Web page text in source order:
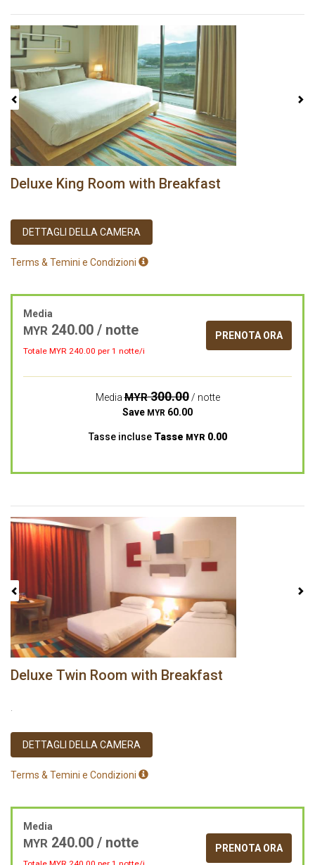
Previous
Deluxe King Room with Breakfast
DETTAGLI DELLA CAMERA
Terms & Temini e Condizioni
Media
MYR 240.00 / notte
Totale MYR 240.00 per 1 notte/i
PRENOTA ORA
MediaMYR300.00/ notte
Save MYR 60.00
Tasse incluse Tasse MYR 0.00
Previous
Deluxe Twin Room with Breakfast
DETTAGLI DELLA CAMERA
Terms & Temini e Condizioni
Media
MYR 240.00 / notte PRENOTA ORA